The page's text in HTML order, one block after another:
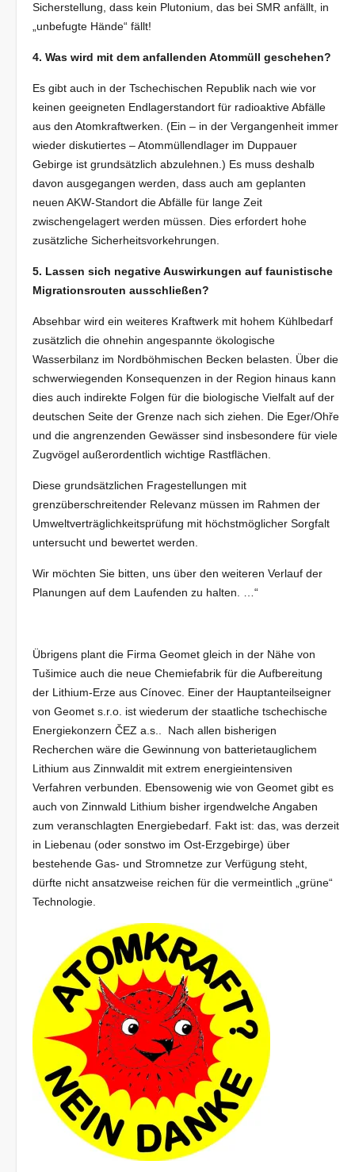
Sicherstellung, dass kein Plutonium, das bei SMR anfällt, in
„unbefugte Hände“ fällt!
4. Was wird mit dem anfallenden Atommüll geschehen?
Es gibt auch in der Tschechischen Republik nach wie vor
keinen geeigneten Endlagerstandort für radioaktive Abfälle
aus den Atomkraftwerken. (Ein – in der Vergangenheit immer
wieder diskutiertes – Atommüllendlager im Duppauer
Gebirge ist grundsätzlich abzulehnen.) Es muss deshalb
davon ausgegangen werden, dass auch am geplanten
neuen AKW-Standort die Abfälle für lange Zeit
zwischengelagert werden müssen. Dies erfordert hohe
zusätzliche Sicherheitsvorkehrungen.
5. Lassen sich negative Auswirkungen auf faunistische
Migrationsrouten ausschließen?
Absehbar wird ein weiteres Kraftwerk mit hohem Kühlbedarf
zusätzlich die ohnehin angespannte ökologische
Wasserbilanz im Nordböhmischen Becken belasten. Über die
schwerwiegenden Konsequenzen in der Region hinaus kann
dies auch indirekte Folgen für die biologische Vielfalt auf der
deutschen Seite der Grenze nach sich ziehen. Die Eger/Ohře
und die angrenzenden Gewässer sind insbesondere für viele
Zugvögel außerordentlich wichtige Rastflächen.
Diese grundsätzlichen Fragestellungen mit
grenzüberschreitender Relevanz müssen im Rahmen der
Umweltverträglichkeitsprüfung mit höchstmöglicher Sorgfalt
untersucht und bewertet werden.
Wir möchten Sie bitten, uns über den weiteren Verlauf der
Planungen auf dem Laufenden zu halten. …“
Übrigens plant die Firma Geomet gleich in der Nähe von
Tušimice auch die neue Chemiefabrik für die Aufbereitung
der Lithium-Erze aus Cínovec. Einer der Hauptanteilseigner
von Geomet s.r.o. ist wiederum der staatliche tschechische
Energiekonzern ČEZ a.s.. Nach allen bisherigen
Recherchen wäre die Gewinnung von batterietauglichem
Lithium aus Zinnwaldit mit extrem energieintensiven
Verfahren verbunden. Ebensowenig wie von Geomet gibt es
auch von Zinnwald Lithium bisher irgendwelche Angaben
zum veranschlagten Energiebedarf. Fakt ist: das, was derzeit
in Liebenau (oder sonstwo im Ost-Erzgebirge) über
bestehende Gas- und Stromnetze zur Verfügung steht,
dürfte nicht ansatzweise reichen für die vermeintlich „grüne“
Technologie.